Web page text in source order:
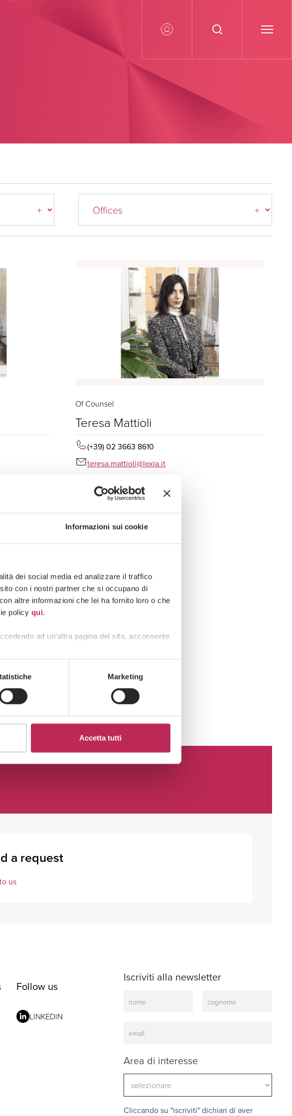
Informazioni sui cookie
dei social media ed analizzare il traffico
con i nostri partner che si occupano di
altre informazioni che lei ha fornito loro o che
policy qui.
ad un’altra pagina del sito, acconsente
Marketing
Accetta tutti
Of Counsel
Teresa Mattioli
(+39) 02 3663 8610
teresa.mattioli@lexia.it
a request
us
Follow us
LINKEDIN
Iscriviti alla newsletter
Area di interesse
Cliccando su "iscriviti" dichiari di aver